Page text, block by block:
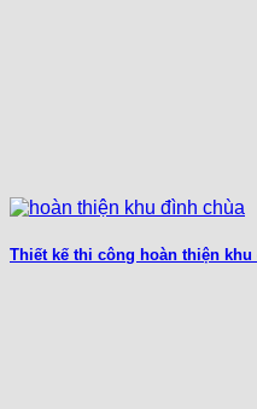
Thiết kế thi công hoàn thiện khu